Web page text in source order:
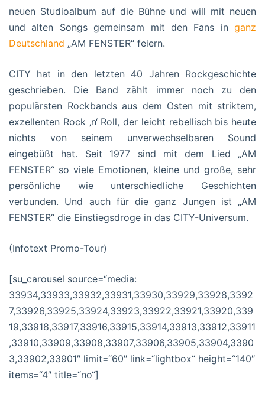
neuen Studioalbum auf die Bühne und will mit neuen
und alten Songs gemeinsam mit den Fans in ganz
Deutschland „AM FENSTER“ feiern.
CITY hat in den letzten 40 Jahren Rockgeschichte
geschrieben. Die Band zählt immer noch zu den
populärsten Rockbands aus dem Osten mit striktem,
exzellenten Rock ‚n‘ Roll, der leicht rebellisch bis heute
nichts von seinem unverwechselbaren Sound
eingebüßt hat. Seit 1977 sind mit dem Lied „AM
FENSTER“ so viele Emotionen, kleine und große, sehr
persönliche wie unterschiedliche Geschichten
verbunden. Und auch für die ganz Jungen ist „AM
FENSTER“ die Einstiegsdroge in das CITY-Universum.
(Infotext Promo-Tour)
[su_carousel source=“media:
33934,33933,33932,33931,33930,33929,33928,3392
7,33926,33925,33924,33923,33922,33921,33920,339
19,33918,33917,33916,33915,33914,33913,33912,33911
,33910,33909,33908,33907,33906,33905,33904,3390
3,33902,33901″ limit=“60″ link=“lightbox“ height=“140″
items=“4″ title=“no“]